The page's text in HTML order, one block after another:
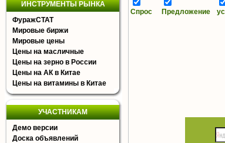
ИНСТРУМЕНТЫ РЫНКА
ФуражСТАТ
Мировые биржи
Мировые цены
Цены на масличные
Цены на зерно в России
Цены на АК в Китае
Цены на витамины в Китае
УЧАСТНИКАМ
Демо версии
Доска объявлений
Спрос Предложение